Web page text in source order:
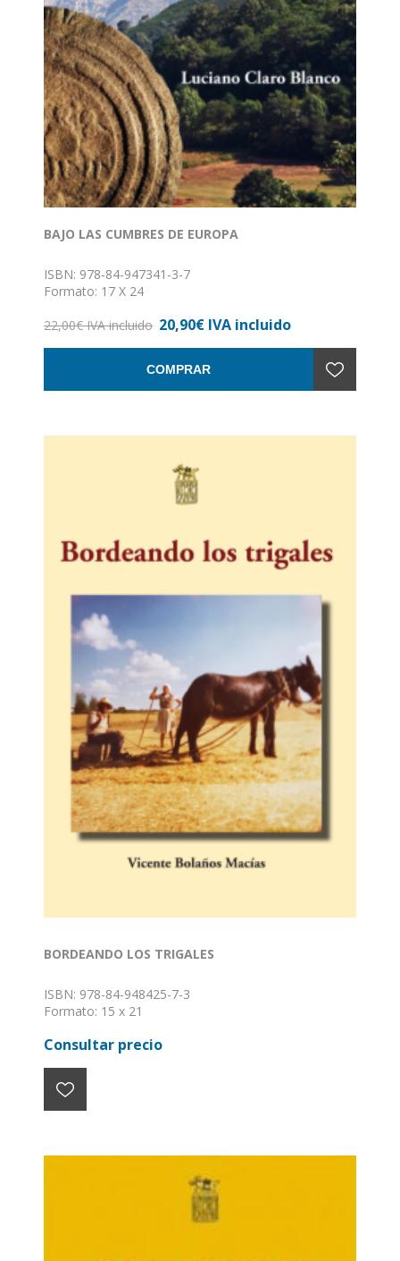
BAJO LAS CUMBRES DE EUROPA
ISBN: 978-84-947341-3-7
Formato: 17 X 24
Encuadernación: Rústica
22,00€ IVA incluido 20,90€ IVA incluido
COMPRAR
BORDEANDO LOS TRIGALES
ISBN: 978-84-948425-7-3
Formato: 15 x 21
Consultar precio